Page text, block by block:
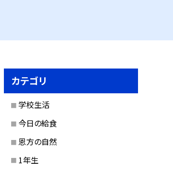
カテゴリ
学校生活
今日の給食
恩方の自然
1年生